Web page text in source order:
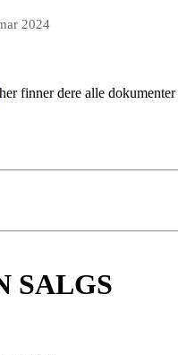
2024
her finner dere alle dokumenter
SALGS